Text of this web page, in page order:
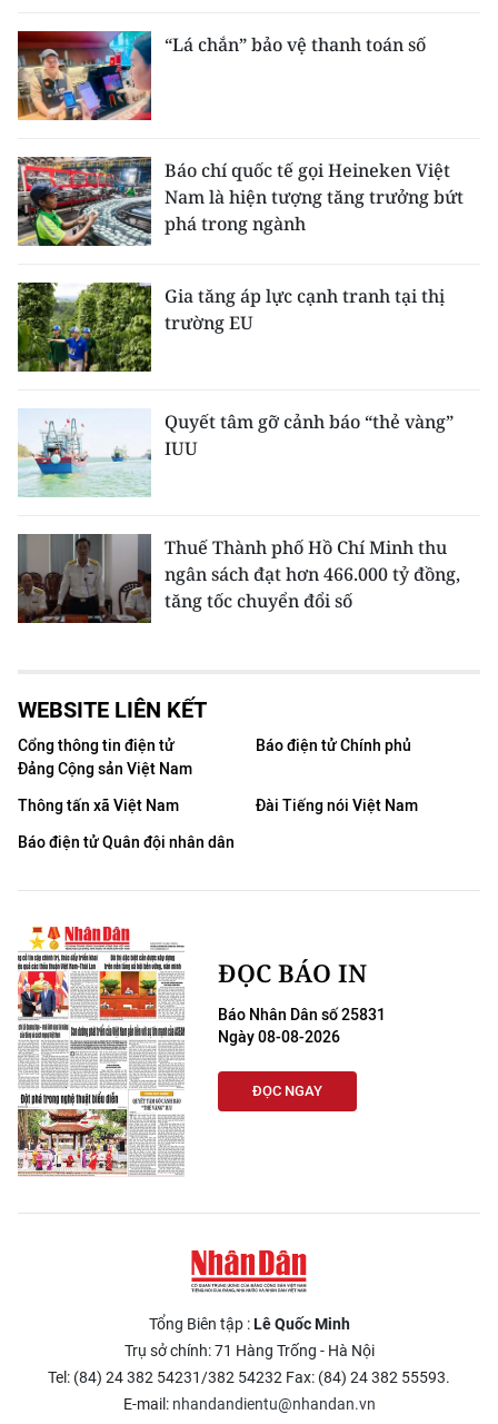
“Lá chắn” bảo vệ thanh toán số
Báo chí quốc tế gọi Heineken Việt
Nam là hiện tượng tăng trưởng bứt
phá trong ngành
Gia tăng áp lực cạnh tranh tại thị
trường EU
Quyết tâm gỡ cảnh báo “thẻ vàng”
IUU
Thuế Thành phố Hồ Chí Minh thu
ngân sách đạt hơn 466.000 tỷ đồng,
tăng tốc chuyển đổi số
WEBSITE LIÊN KẾT
Cổng thông tin điện tử
Đảng Cộng sản Việt Nam
Báo điện tử Chính phủ
Thông tấn xã Việt Nam
Đài Tiếng nói Việt Nam
Báo điện tử Quân đội nhân dân
ĐỌC BÁO IN
Báo Nhân Dân số 25831
Ngày 08-08-2026
ĐỌC NGAY
Tổng Biên tập :Lê Quốc Minh
Trụ sở chính: 71 Hàng Trống - Hà Nội
Tel: (84) 24 382 54231/382 54232 Fax: (84) 24 382 55593.
E-mail: nhandandientu@nhandan.vn